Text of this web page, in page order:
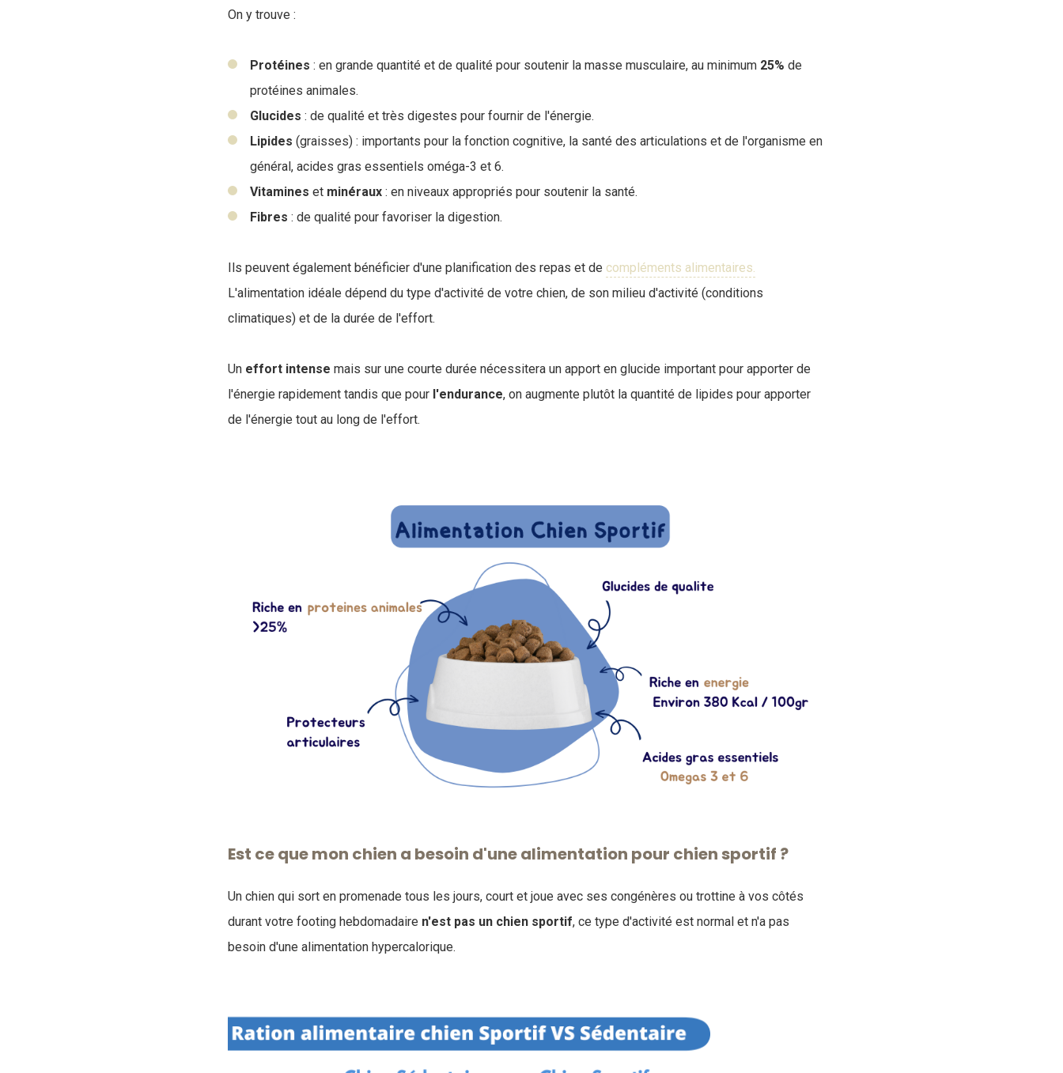
On y trouve :
Protéines : en grande quantité et de qualité pour soutenir la masse musculaire, au minimum 25% de
protéines animales.
Glucides : de qualité et très digestes pour fournir de l'énergie.
Lipides (graisses) : importants pour la fonction cognitive, la santé des articulations et de l'organisme en
général, acides gras essentiels oméga-3 et 6.
Vitamines et minéraux : en niveaux appropriés pour soutenir la santé.
Fibres : de qualité pour favoriser la digestion.
Ils peuvent également bénéficier d'une planification des repas et de compléments alimentaires.
L'alimentation idéale dépend du type d'activité de votre chien, de son milieu d'activité (conditions
climatiques) et de la durée de l'effort.
Un effort intense mais sur une courte durée nécessitera un apport en glucide important pour apporter de
l'énergie rapidement tandis que pour l'endurance, on augmente plutôt la quantité de lipides pour apporter
de l'énergie tout au long de l'effort.
Est ce que mon chien a besoin d'une alimentation pour chien sportif ?
Un chien qui sort en promenade tous les jours, court et joue avec ses congénères ou trottine à vos côtés
durant votre footing hebdomadaire n'est pas un chien sportif, ce type d'activité est normal et n'a pas
besoin d'une alimentation hypercalorique.